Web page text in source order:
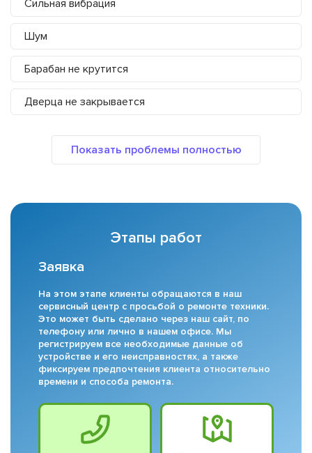
Сильная вибрация
Шум
Барабан не крутится
Дверца не закрывается
Этапы работ
Заявка
На этом этапе клиенты обращаются в наш
сервисный центр с просьбой о ремонте техники.
Это может быть сделано через наш сайт, по
телефону или лично в нашем офисе. Мы
регистрируем все необходимые данные об
устройстве и его неисправностях, а также
фиксируем предпочтения клиента относительно
времени и способа ремонта.